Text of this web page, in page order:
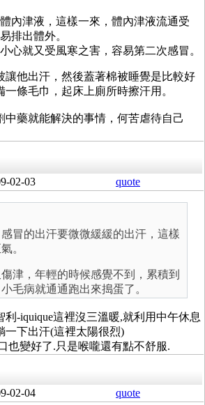
內津液，這樣一來，體內津液流通受
排出體外。
心就又受風寒之害，容易第二次感冒。
讓他出汗，然後蓋著棉被睡覺是比較好
條毛巾，起床上廁所時擦汗用。
中藥就能解決的事情，何苦虐待自己
02-03 quote
冒的出汗要微微緩緩的出汗，這樣
。
津，年輕的時候感覺不到，累積到
毛病就通通跑出來搗蛋了。
利-iquique這裡沒三溫暖,就利用中午休息
一下出汗(這裡太陽很烈)
也變好了.只是喉嚨還有點不舒服.
02-04 quote